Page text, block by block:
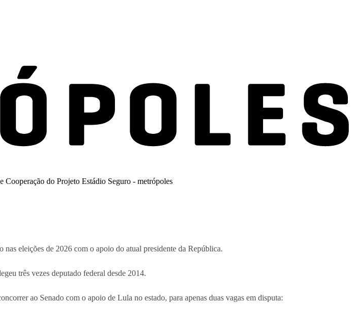
nas eleições de 2026 com o apoio do atual presidente da República.
três vezes deputado federal desde 2014.
ao Senado com o apoio de Lula no estado, para apenas duas vagas em disputa: